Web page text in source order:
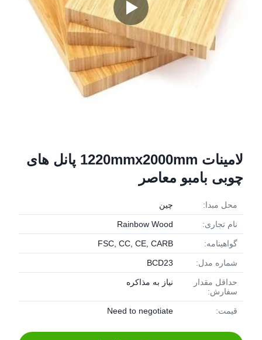
لامینات 1220mmx2000mm پانل های
چوبی بامبو معاصر
محل مبدا: چین
نام تجاری: Rainbow Wood
گواهینامه: FSC, CC, CE, CARB
شماره مدل: BCD23
حداقل مقدار
سفارش:
نیاز به مذاکره
قیمت: Need to negotiate